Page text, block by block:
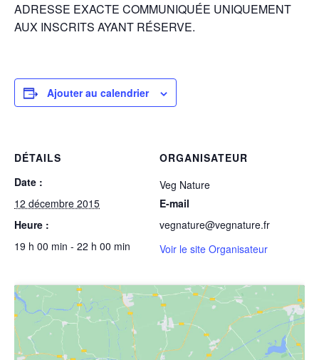
ADRESSE EXACTE COMMUNIQUÉE UNIQUEMENT
AUX INSCRITS AYANT RÉSERVE.
Ajouter au calendrier
DÉTAILS
Date :
12 décembre 2015
Heure :
19 h 00 min - 22 h 00 min
ORGANISATEUR
Veg Nature
E-mail
vegnature@vegnature.fr
Voir le site Organisateur